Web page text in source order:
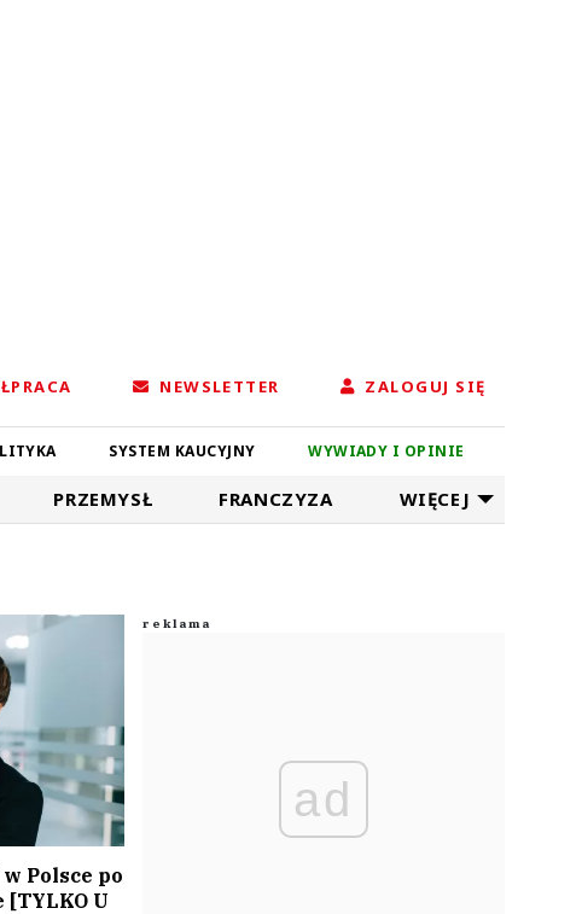
NEWSLETTER ZALOGUJ SIĘ
SYSTEM KAUCYJNY WYWIADY I OPINIE
PRZEMYSŁ FRANCZYZA WIĘCEJ
Polsce po
U
ad